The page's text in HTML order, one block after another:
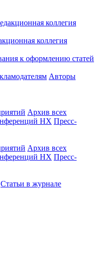
коллегия
коллегия
к оформлению статей
Авторы
Архив всех
НХ Пресс-
Архив всех
НХ Пресс-
Статьи в журнале